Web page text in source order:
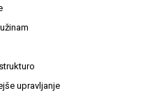
upravljanje